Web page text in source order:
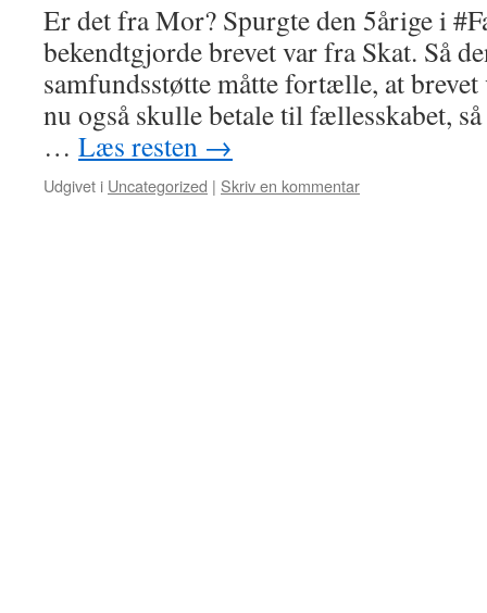
Er det fra Mor? Spurgte den 5årige i
bekendtgjorde brevet var fra Skat. Så
samfundsstøtte måtte fortælle, at
nu også skulle betale til fællesskabet,
… Læs resten →
Udgivet i Uncategorized | Skriv en kommentar